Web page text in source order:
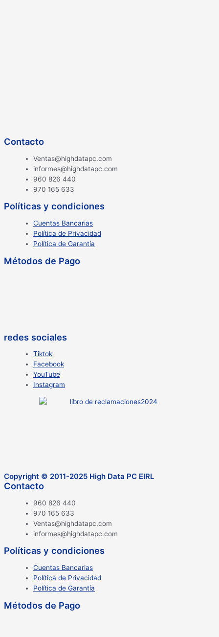
Contacto
Ventas@highdatapc.com
informes@highdatapc.com
960 826 440
970 165 633
Políticas y condiciones
Cuentas Bancarias
Política de Privacidad
Política de Garantía
Métodos de Pago
redes sociales
Tiktok
Facebook
YouTube
Instagram
Copyright © 2011-2025 High Data PC EIRL
Contacto
960 826 440
970 165 633
Ventas@highdatapc.com
informes@highdatapc.com
Políticas y condiciones
Cuentas Bancarias
Política de Privacidad
Política de Garantía
Métodos de Pago